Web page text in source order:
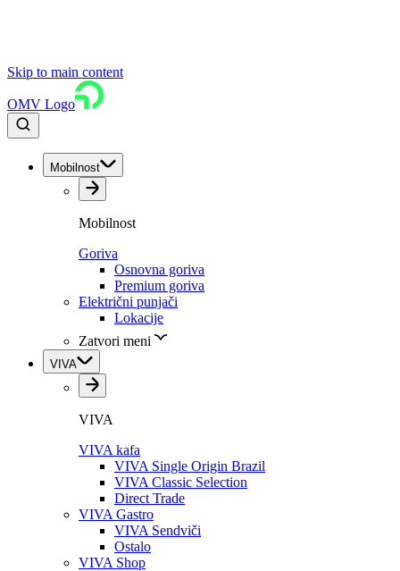
Skip to main content
OMV Logo
Mobilnost
Mobilnost
Goriva
Osnovna goriva
Premium goriva
Električni punjači
Lokacije
Zatvori meni
VIVA
VIVA
VIVA kafa
VIVA Single Origin Brazil
VIVA Classic Selection
Direct Trade
VIVA Gastro
VIVA Sendviči
Ostalo
VIVA Shop